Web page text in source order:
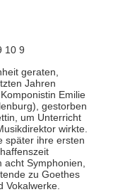
10 9
geraten,
Jahren
Emilie
gestorben
um Unterricht
wirkte.
später ihre ersten
Symphonien,
zu Goethes
Vokalwerke.